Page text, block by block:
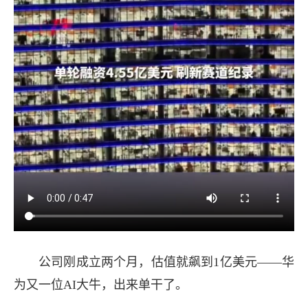
公司刚成立两个月，估值就飙到1亿美元——华
为又一位AI大牛，出来单干了。